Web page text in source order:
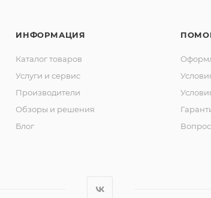
ИНФОРМАЦИЯ
Каталог товаров
Услуги и сервис
Производители
Обзоры и решения
Блог